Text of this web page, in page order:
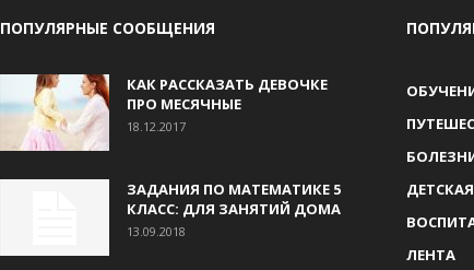
ПОПУЛЯРНЫЕ СООБЩЕНИЯ
КАК РАССКАЗАТЬ ДЕВОЧКЕ
ПРО МЕСЯЧНЫЕ
18.12.2017
ЗАДАНИЯ ПО МАТЕМАТИКЕ 5
КЛАСС: ДЛЯ ЗАНЯТИЙ ДОМА
13.09.2018
ЛЕНТА